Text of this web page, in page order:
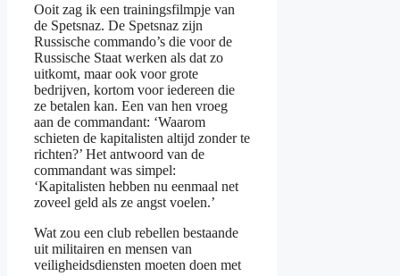
Ooit zag ik een trainingsfilmpje van
de Spetsnaz. De Spetsnaz zijn
Russische commando’s die voor de
Russische Staat werken als dat zo
uitkomt, maar ook voor grote
bedrijven, kortom voor iedereen die
ze betalen kan. Een van hen vroeg
aan de commandant: ‘Waarom
schieten de kapitalisten altijd zonder te
richten?’ Het antwoord van de
commandant was simpel:
‘Kapitalisten hebben nu eenmaal net
zoveel geld als ze angst voelen.’
Wat zou een club rebellen bestaande
uit militairen en mensen van
veiligheidsdiensten moeten doen met